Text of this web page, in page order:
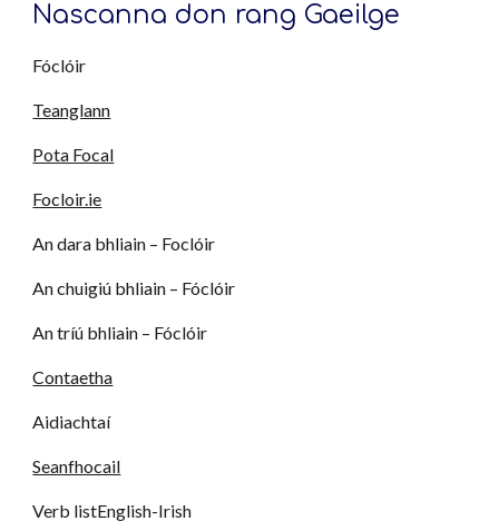
Nascanna don rang Gaeilge
Fóclóir
Teanglann
Pota Focal
Focloir.ie
An dara bhliain – Foclóir
An chuigiú bhliain – Fóclóir
An tríú bhliain – Fóclóir
Contaetha
Aidiachtaí
Seanfhocail
Verb listEnglish-Irish